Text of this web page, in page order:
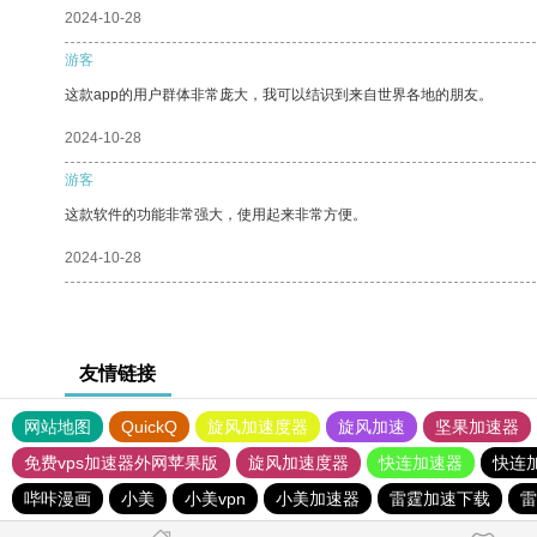
2024-10-28
游客
这款app的用户群体非常庞大，我可以结识到来自世界各地的朋友。
2024-10-28
游客
这款软件的功能非常强大，使用起来非常方便。
2024-10-28
友情链接
网站地图 QuickQ 旋风加速度器 旋风加速
坚果加速器
免费vps加速器外网苹果版
旋风加速度器 快连加速器
快连
哔咔漫画
小美 小美vpn 小美加速器 雷霆加速下载